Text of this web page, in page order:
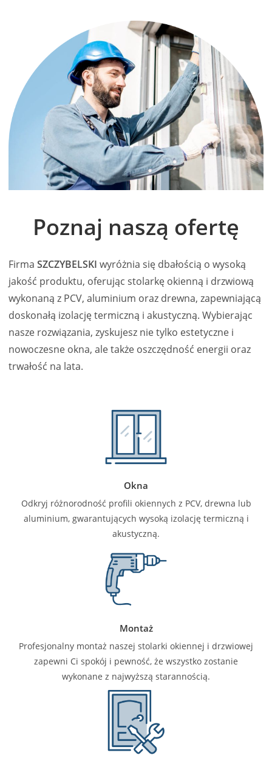
Poznaj naszą ofertę
Firma SZCZYBELSKI wyróżnia się dbałością o wysoką
jakość produktu, oferując stolarkę okienną i drzwiową
wykonaną z PCV, aluminium oraz drewna, zapewniającą
doskonałą izolację termiczną i akustyczną. Wybierając
nasze rozwiązania, zyskujesz nie tylko estetyczne i
nowoczesne okna, ale także oszczędność energii oraz
trwałość na lata.
Okna
Odkryj różnorodność profili okiennych z PCV, drewna lub
aluminium, gwarantujących wysoką izolację termiczną i
akustyczną.
Montaż
Profesjonalny montaż naszej stolarki okiennej i drzwiowej
zapewni Ci spokój i pewność, że wszystko zostanie
wykonane z najwyższą starannością.